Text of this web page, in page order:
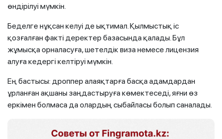
өндірілуі мүмкін.
Беделге нұқсан келуі де ықтимал. Қылмыстық іс
қозғалған факті деректер базасында қалады. Бұл
жұмысқа орналасуға, шетелдік виза немесе лицензия
алуға кедергі келтіруі мүмкін.
Ең бастысы: дроппер алаяқтарға басқа адамдардан
ұрланған ақшаны заңдастыруға көмектеседі, яғни өз
еркімен болмаса да олардың сыбайласы болып саналады.